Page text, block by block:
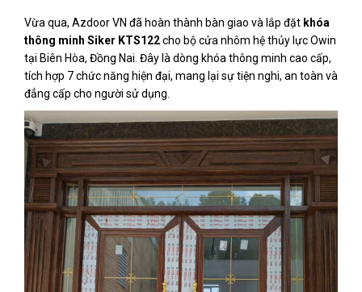
Vừa qua, Azdoor VN đã hoàn thành bàn giao và lắp đặt khóa
thông minh Siker KTS122cho bộ cửa nhôm hệ thủy lực Owin
tại Biên Hòa, Đồng Nai. Đây là dòng khóa thông minh cao cấp,
tích hợp 7 chức năng hiện đại, mang lại sự tiện nghi, an toàn và
đẳng cấp cho người sử dụng.